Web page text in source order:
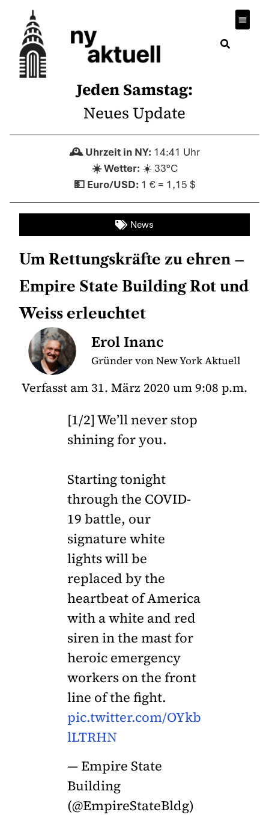
Jeden Samstag:
Neues Update
14:41 Uhr
☀️ 33°C
1 € = 1,15 $
News
Um Rettungskräfte zu ehren –
Empire State Building Rot und
Weiss erleuchtet
Erol Inanc
Gründer von New York Aktuell
Verfasst am 31. März 2020 um9:08 p.m.
[1/2] We’ll never stop
shining for you.
Starting tonight
through the COVID-
19 battle, our
signature white
lights will be
replaced by the
heartbeat of America
with a white and red
siren in the mast for
heroic emergency
workers on the front
line of the fight.
pic.twitter.com/OYkb
lLTRHN
— Empire State
Building
(@EmpireStateBldg)